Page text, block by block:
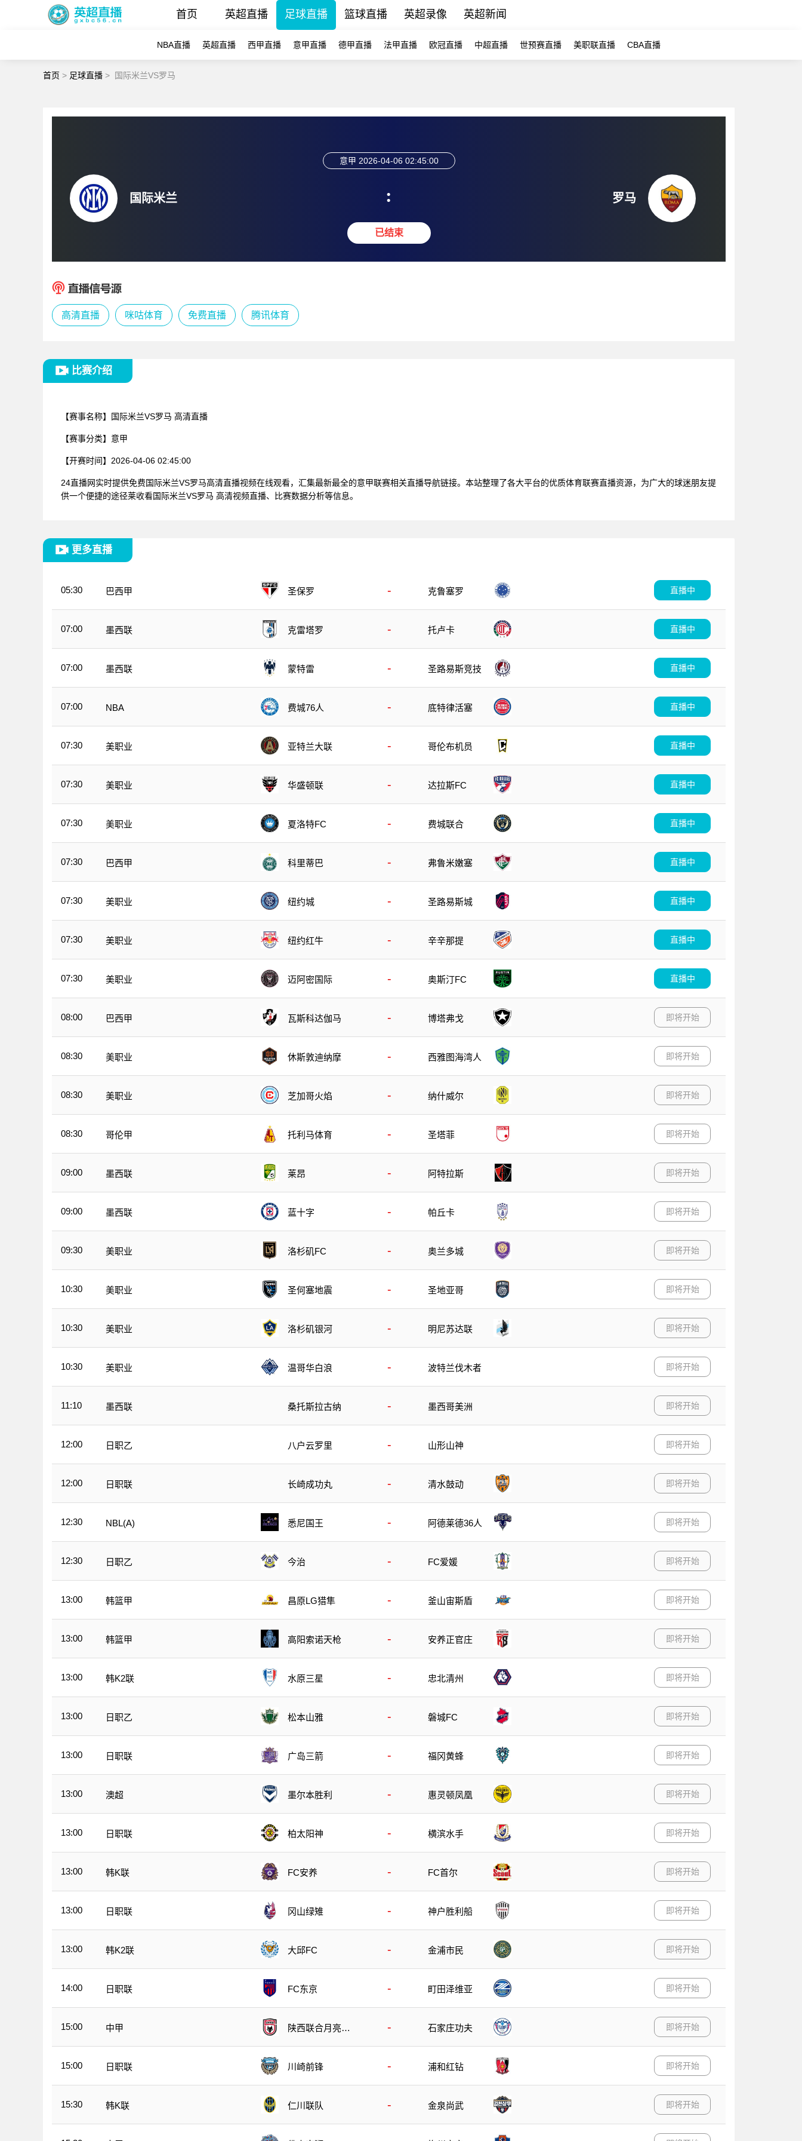
首页 英超直播 足球直播 篮球直播 英超录像 英超新闻
NBA直播 英超直播 西甲直播 意甲直播 德甲直播 法甲直播 欧冠直播 中超直播 世预赛直播 美职联直播 CBA直播
首页 > 足球直播 > 国际米兰VS罗马
国际米兰
意甲 2026-04-06 02:45:00
:
已结束
罗马
高清直播 咪咕体育 免费直播 腾讯体育
比赛介绍
【赛事名称】 国际米兰VS罗马 高清直播
【赛事分类】 意甲
【开赛时间】 2026-04-06 02:45:00
24直播网实时提供免费国际米兰VS罗马高清直播视频在线观看，汇集最新最全的意甲联赛相关直播导航链接。本站整理了各大平台的优质体育联赛直播资源，为广大的球迷朋友提
供一个便捷的途径莱收看国际米兰VS罗马 高清视频直播、比赛数据分析等信息。
更多直播
05:30 巴西甲 圣保罗 - 克鲁塞罗 直播中
07:00 墨西联 克雷塔罗 - 托卢卡 直播中
07:00 墨西联 蒙特雷 - 圣路易斯竞技 直播中
07:00 NBA 费城76人 - 底特律活塞 直播中
07:30 美职业 亚特兰大联 - 哥伦布机员 直播中
07:30 美职业 华盛顿联 - 达拉斯FC 直播中
07:30 美职业 夏洛特FC - 费城联合 直播中
07:30 巴西甲 科里蒂巴 - 弗鲁米嫩塞 直播中
07:30 美职业 纽约城 - 圣路易斯城 直播中
07:30 美职业 纽约红牛 - 辛辛那提 直播中
07:30 美职业 迈阿密国际 - 奥斯汀FC 直播中
08:00 巴西甲 瓦斯科达伽马 - 博塔弗戈 即将开始
08:30 美职业 休斯敦迪纳摩 - 西雅图海湾人 即将开始
08:30 美职业 芝加哥火焰 - 纳什威尔 即将开始
08:30 哥伦甲 托利马体育 - 圣塔菲 即将开始
09:00 墨西联 莱昂 - 阿特拉斯 即将开始
09:00 墨西联 蓝十字 - 帕丘卡 即将开始
09:30 美职业 洛杉矶FC - 奥兰多城 即将开始
10:30 美职业 圣何塞地震 - 圣地亚哥 即将开始
10:30 美职业 洛杉矶银河 - 明尼苏达联 即将开始
10:30 美职业 温哥华白浪 - 波特兰伐木者 即将开始
11:10 墨西联 桑托斯拉古纳 - 墨西哥美洲 即将开始
12:00 日职乙 八户云罗里 - 山形山神 即将开始
12:00 日职联 长崎成功丸 - 清水鼓动 即将开始
12:30 NBL(A) 悉尼国王 - 阿德莱德36人 即将开始
12:30 日职乙 今治 - FC爱媛 即将开始
13:00 韩篮甲 昌原LG猎隼 - 釜山宙斯盾 即将开始
13:00 韩篮甲 高阳索诺天枪 - 安养正官庄 即将开始
13:00 韩K2联 水原三星 - 忠北清州 即将开始
13:00 日职乙 松本山雅 - 磐城FC 即将开始
13:00 日职联 广岛三箭 - 福冈黄蜂 即将开始
13:00 澳超 墨尔本胜利 - 惠灵顿凤凰 即将开始
13:00 日职联 柏太阳神 - 横滨水手 即将开始
13:00 韩K联 FC安养 - FC首尔 即将开始
13:00 日职联 冈山绿雉 - 神户胜利船 即将开始
13:00 韩K2联 大邱FC - 金浦市民 即将开始
14:00 日职联 FC东京 - 町田泽维亚 即将开始
15:00 中甲
陕西联合月亮泊
- 石家庄功夫 即将开始
15:00 日职联 川崎前锋 - 浦和红钻 即将开始
15:30 韩K联 仁川联队 - 金泉尚武 即将开始